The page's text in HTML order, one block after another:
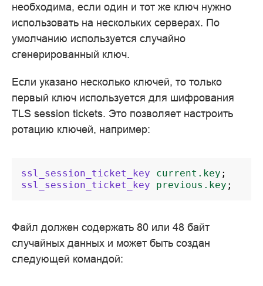
необходима, если один и тот же ключ нужно
использовать на нескольких серверах. По
умолчанию используется случайно
сгенерированный ключ.
Если указано несколько ключей, то только
первый ключ используется для шифрования
TLS session tickets. Это позволяет настроить
ротацию ключей, например:
ssl_session_ticket_key current.key ;
ssl_session_ticket_key
previous.key ;
Файл должен содержать 80 или 48 байт
случайных данных и может быть создан
следующей командой: